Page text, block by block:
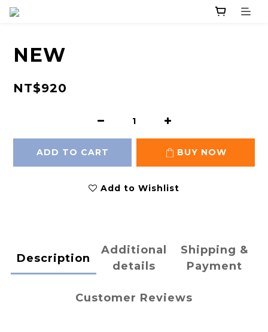
NEW
NT$920
ADD TO CART BUY NOW
Add to Wishlist
Description
Additional
details
Shipping &
Payment
Customer Reviews